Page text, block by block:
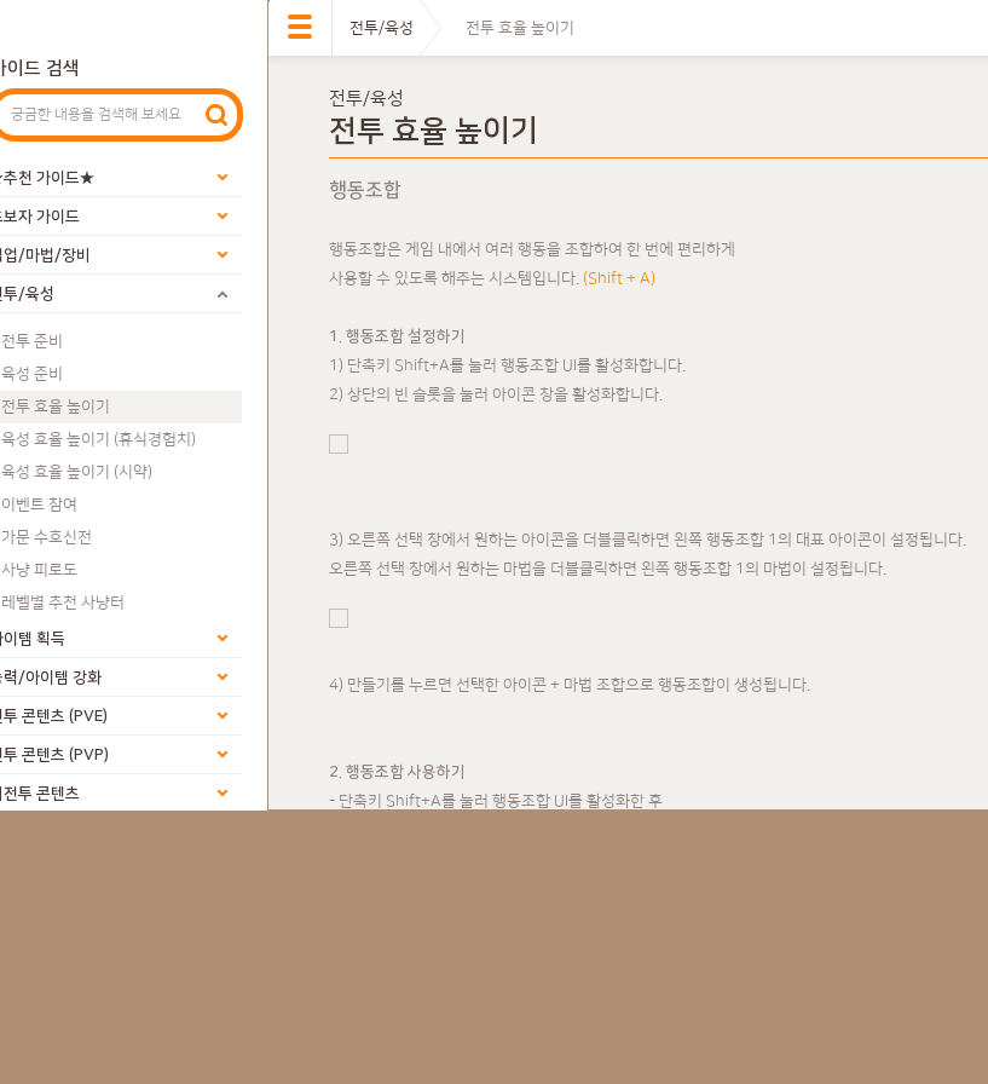
전투/육성 전투 효율 높이기
이드 검색
천 가이드★
보자 가이드
업/마법/장비
투/육성
전투 준비
육성 준비
전투 효율 높이기
육성 효율 높이기 (휴식경험치)
육성 효율 높이기 (시약)
이벤트 참여
가문 수호신전
사냥 피로도
레벨별 추천 사냥터
이템 획득
력/아이템 강화
투 콘텐츠 (PVE)
투 콘텐츠 (PVP)
전투 콘텐츠
전투/육성
전투 효율 높이기
행동조합
행동조합은 게임 내에서 여러 행동을 조합하여 한 번에 편리하게
사용할 수 있도록 해주는 시스템입니다. (Shift + A)
1. 행동조합 설정하기
1) 단축키 Shift+A를 눌러 행동조합 UI를 활성화합니다.
2) 상단의 빈 슬롯을 눌러 아이콘 창을 활성화합니다.
3) 오른쪽 선택 창에서 원하는 아이콘을 더블클릭하면 왼쪽 행동조합 1의 대표 아이콘이 설정됩니다.
오른쪽 선택 창에서 원하는 마법을 더블클릭하면 왼쪽 행동조합 1의 마법이 설정됩니다.
4) 만들기를 누르면 선택한 아이콘 + 마법 조합으로 행동조합이 생성됩니다.
2. 행동조합 사용하기
- 단축키 Shift+A를 눌러 행동조합 UI를 활성화한 후